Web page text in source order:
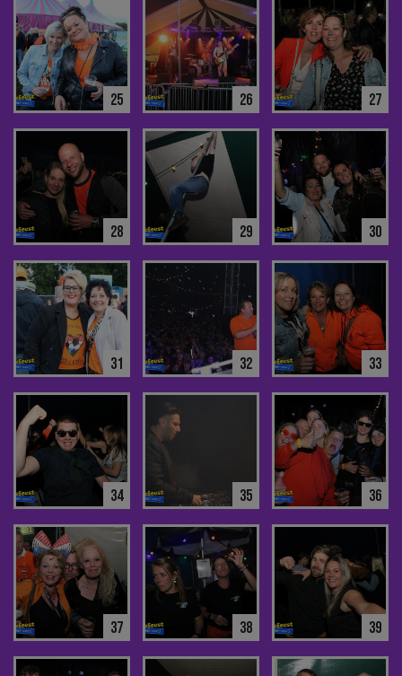
25 26 27
28 29 30
31 32 33
34 35 36
37 38 39